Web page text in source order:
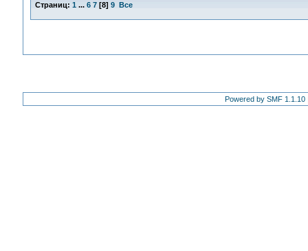
Страниц: 1 ... 6 7[8] 9 Все
Powered by SMF 1.1.10